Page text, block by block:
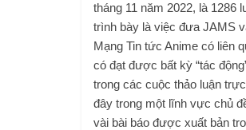
tháng 11 năm 2022, là
trình bày là việc đưa JAMS
Mạng Tin tức Anime có liên
có đạt được bất kỳ “tác
trong các cuộc thảo luận
đây trong một lĩnh vực chủ
vài bài báo được xuất bản